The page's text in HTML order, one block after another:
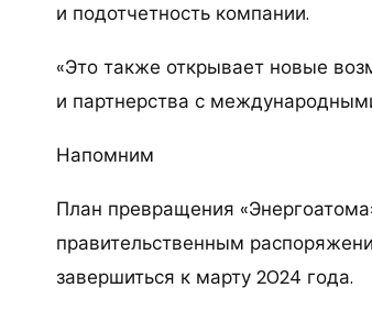
и подотчетность компании.
«Это также открывает новые
и партнерства с
Напомним
План превращения
правительственным
завершиться к марту 2024 года.